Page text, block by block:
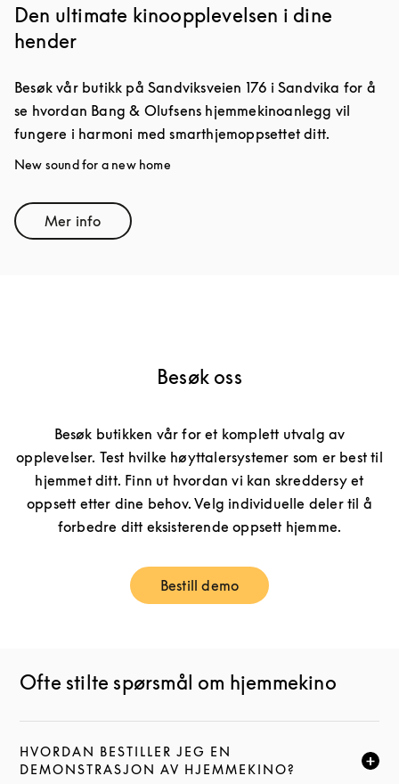
Den ultimate kinoopplevelsen i dine
hender
Besøk vår butikk på Sandviksveien 176 i Sandvika for å
se hvordan Bang & Olufsens hjemmekinoanlegg vil
fungere i harmoni med smarthjemoppsettet ditt.
New sound for a new home
Mer infoLink Opens in New Tab
Besøk oss
Besøk butikken vår for et komplett utvalg av
opplevelser. Test hvilke høyttalersystemer som er best til
hjemmet ditt. Finn ut hvordan vi kan skreddersy et
oppsett etter dine behov. Velg individuelle deler til å
forbedre ditt eksisterende oppsett hjemme.
Bestill demoLink Opens in New Tab
Ofte stilte spørsmål om hjemmekino
HVORDAN BESTILLER JEG EN
DEMONSTRASJON AV HJEMMEKINO?
CLICK TO EXPAND THIS DESCRIPTION AND